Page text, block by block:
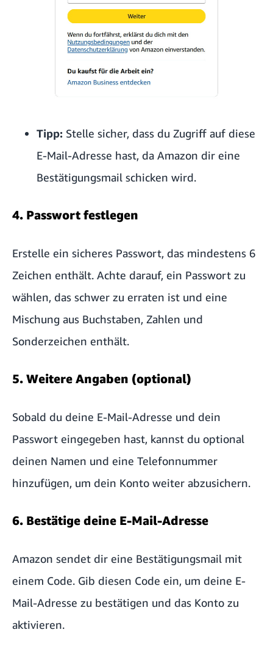
Tipp: Stelle sicher, dass du Zugriff auf diese
E-Mail-Adresse hast, da Amazon dir eine
Bestätigungsmail schicken wird.
4. Passwort festlegen
Erstelle ein sicheres Passwort, das mindestens 6
Zeichen enthält. Achte darauf, ein Passwort zu
wählen, das schwer zu erraten ist und eine
Mischung aus Buchstaben, Zahlen und
Sonderzeichen enthält.
5. Weitere Angaben (optional)
Sobald du deine E-Mail-Adresse und dein
Passwort eingegeben hast, kannst du optional
deinen Namen und eine Telefonnummer
hinzufügen, um dein Konto weiter abzusichern.
6. Bestätige deine E-Mail-Adresse
Amazon sendet dir eine Bestätigungsmail mit
einem Code. Gib diesen Code ein, um deine E-
Mail-Adresse zu bestätigen und das Konto zu
aktivieren.